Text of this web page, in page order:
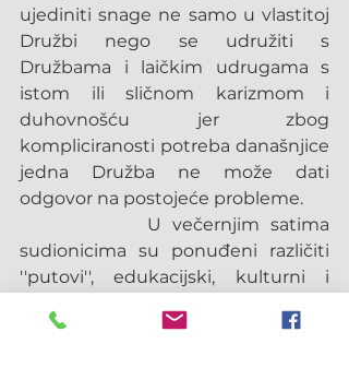
ujediniti snage ne samo u vlastitoj
Družbi nego se udružiti s
Družbama i laičkim udrugama s
istom ili sličnom karizmom i
duhovnošću jer zbog
kompliciranosti potreba današnjice
jedna Družba ne može dati
odgovor na postojeće probleme.
sudionicima su ponuđeni različiti
''putovi'', edukacijski, kulturni i
svega bili prilika i poticaj za